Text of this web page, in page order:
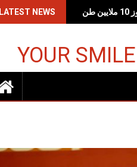
LATEST NEWS
YOUR